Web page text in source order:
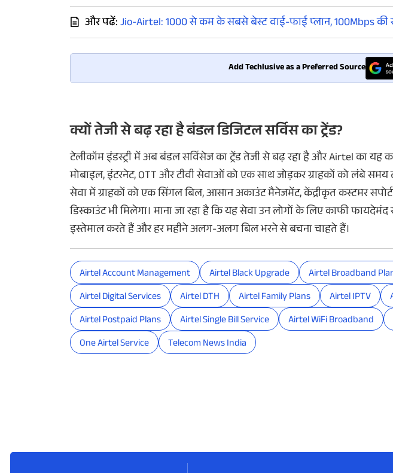
और पढें:Jio-Airtel: 1000 से कम के सबसे बेस्ट वाई-फाई प्लान, 100Mbps की
Add Techlusive as a Preferred Source
क्यों तेजी से बढ़ रहा है बंडल डिजिटल सर्विस का ट्रेंड?
टेलीकॉम इंडस्ट्री में अब बंडल सर्विसेज का ट्रेंड तेजी से बढ़ रहा है और Airtel का यह
मोबाइल, इंटरनेट, OTT और टीवी सेवाओं को एक साथ जोड़कर ग्राहकों को लंबे
सेवा में ग्राहकों को एक सिंगल बिल, आसान अकाउंट मैनेजमेंट, केंद्रीकृत कस्टमर
डिस्काउंट भी मिलेगा। माना जा रहा है कि यह सेवा उन लोगों के लिए काफी
इस्तेमाल करते हैं और हर महीने अलग-अलग बिल भरने से बचना चाहते हैं।
Airtel Account Management Airtel Black Upgrade Airtel Broadband
Airtel Digital Services
Airtel DTH Airtel Family Plans Airtel IPTV
Airtel Postpaid Plans
Airtel Single Bill Service Airtel WiFi Broadband
One Airtel Service
Telecom News India